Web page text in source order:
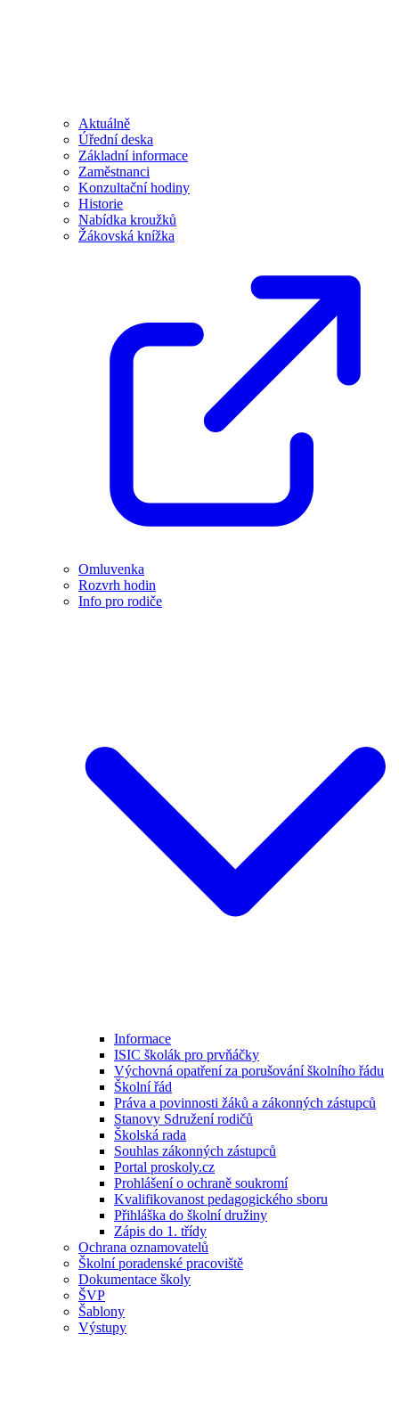
Aktuálně
Úřední deska
Základní informace
Zaměstnanci
Konzultační hodiny
Historie
Nabídka kroužků
Žákovská knížka
Omluvenka
Rozvrh hodin
Info pro rodiče
Informace
ISIC školák pro prvňáčky
Výchovná opatření za porušování školního řádu
Školní řád
Práva a povinnosti žáků a zákonných zástupců
Stanovy Sdružení rodičů
Školská rada
Souhlas zákonných zástupců
Portal proskoly.cz
Prohlášení o ochraně soukromí
Kvalifikovanost pedagogického sboru
Přihláška do školní družiny
Zápis do 1. třídy
Ochrana oznamovatelů
Školní poradenské pracoviště
Dokumentace školy
ŠVP
Šablony
Výstupy